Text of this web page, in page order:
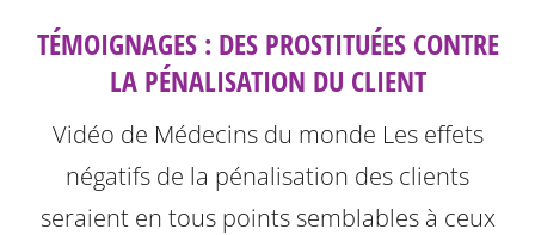
TÉMOIGNAGES : DES PROSTITUÉES CONTRE
LA PÉNALISATION DU CLIENT
Vidéo de Médecins du monde Les effets
négatifs de la pénalisation des clients
seraient en tous points semblables à ceux